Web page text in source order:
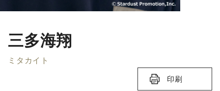
三多海翔
ミタカイト
印刷